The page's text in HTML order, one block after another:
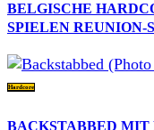
BELGISCHE
SPIELEN REUNION-
Hardcore
BACKSTABBED MIT